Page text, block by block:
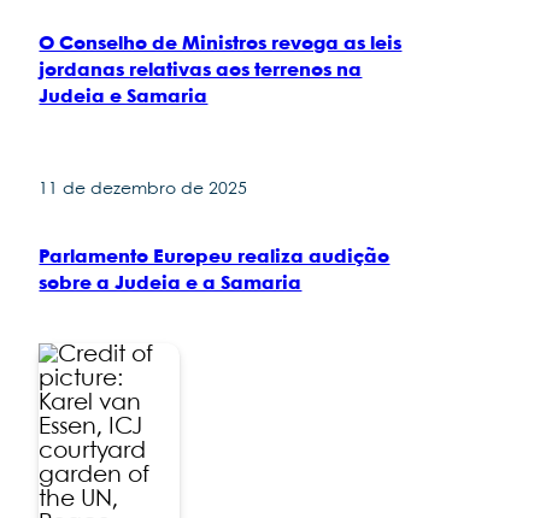
O Conselho de Ministros revoga as leis
jordanas relativas aos terrenos na
Judeia e Samaria
11 de dezembro de 2025
Parlamento Europeu realiza audição
sobre a Judeia e a Samaria